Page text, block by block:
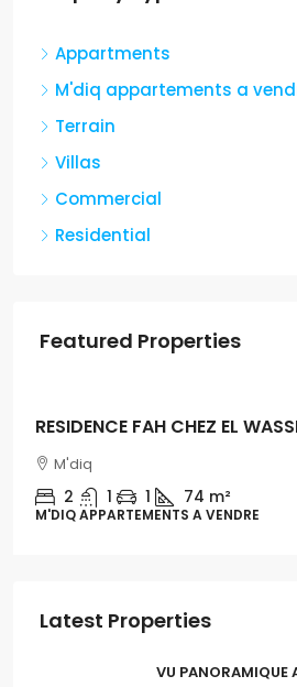
Appartments
M'diq appartements a
Terrain
Villas
Commercial
Residential
Featured Properties
LA PERLA EN LOCATION
M'diq
1 1 54m
M'DIQ APPARTEMENT A LOUER,
Latest Properties
VU PANORAMIQUE